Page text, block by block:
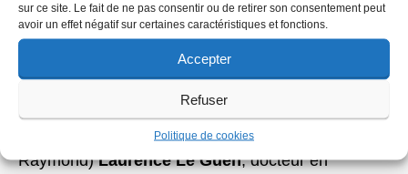
sur ce site. Le fait de ne pas consentir ou de retirer son consentement peut
avoir un effet négatif sur certaines caractéristiques et fonctions.
Accepter
Refuser
Politique de cookies
Exposition Ergy Landau à la Maison Robert
Doisneau
Elle sort aujourd’hui de l’ombre grâce aux travaux
Kathleen Grosset
Raymond)Laurence Le Guen, docteur en